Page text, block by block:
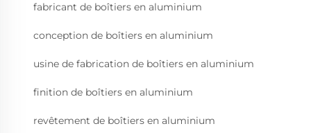
fabricant de boîtiers en aluminium
conception de boîtiers en aluminium
usine de fabrication de boîtiers en aluminium
finition de boîtiers en aluminium
revêtement de boîtiers en aluminium